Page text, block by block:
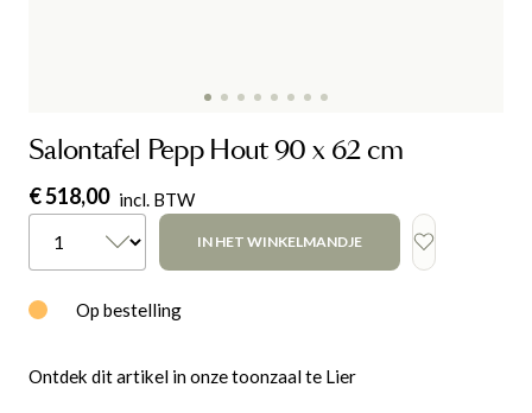
Salontafel Pepp Hout 90 x 62 cm
€ 518,00 incl. BTW
IN HET WINKELMANDJE
Op bestelling
Ontdek dit artikel in onze toonzaal te Lier